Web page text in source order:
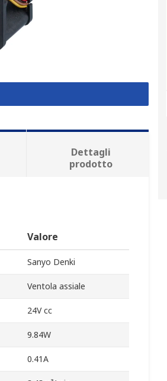
Dettagli
prodotto
Valore
Sanyo Denki
Ventola assiale
24V cc
9.84W
0.41A